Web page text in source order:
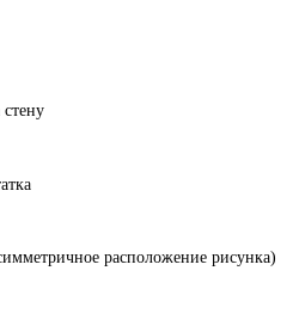
расположение рисунка)